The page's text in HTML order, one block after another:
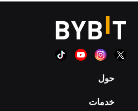
حول
خدمات